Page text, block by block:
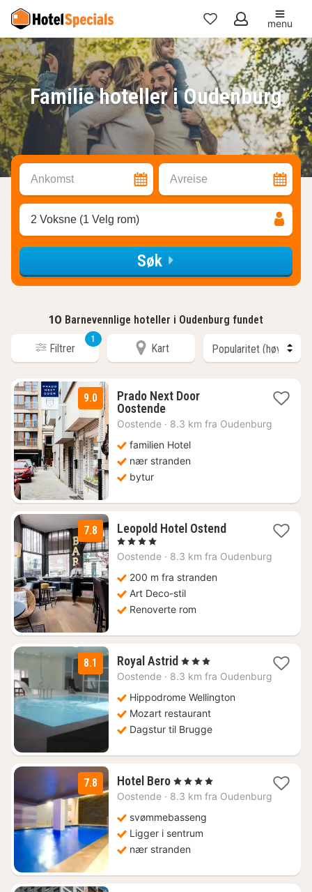
Mine
favoritter
menu
Familie hoteller i Oudenburg
Ankomst Avreise
2 Voksne (1 Velg rom)
Søk
10 Barnevennlige hoteller i Oudenburg fundet
Filtrer
1
Kart
9.0
Prado Next Door
Oostende1
natt
1034
kr.
Oostende · 8.3 km fra Oudenburg
familien Hotel
nær stranden
bytur
7.8 Leopold Hotel Ostend1
fra
, 4 Stjerner
Oostende · 8.3 km fra Oudenburg
200 m fra stranden
Art Deco-stil
Renoverte rom
8.1 Royal Astrid 2
netter
1100
kr.
, 3 Stjerner
Oostende · 8.3 km fra Oudenburg
Hippodrome Wellington
Mozart restaurant
Dagstur til Brugge
7.8 Hotel Bero1
natt
1716
kr.
, 4 Stjerner
Oostende · 8.3 km fra Oudenburg
svømmebasseng
Ligger i sentrum
nær stranden